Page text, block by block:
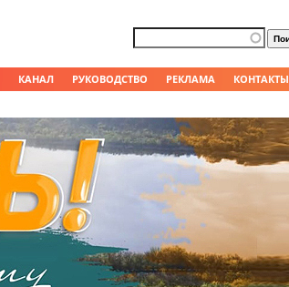
КАНАЛ РУКОВОДСТВО РЕКЛАМА КОНТАКТЫ
Форма поиска
Поиск